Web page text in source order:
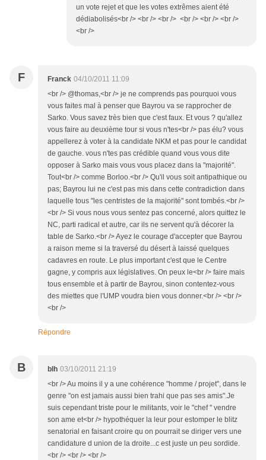
un vote rejet et que les votes extrêmes aient été
dédiabolisés<br /> <br /> <br /> <br /> <br /> <br />
<br />
F Franck 04/10/2011 11:09
<br /> @thomas,<br /> je ne comprends pas pourquoi vous
vous faites mal à penser que Bayrou va se rapprocher de
Sarko. Vous savez très bien que c'est faux. Et vous ? qu'allez
vous faire au deuxième tour si vous n'tes<br /> pas élu? vous
appellerez à voter à la candidate NKM et pas pour le candidat
de gauche. vous n'tes pas crédible quand vous vous dite
opposer à Sarko mais vous vous placez dans la "majorité".
Tout<br /> comme Borloo.<br /> Qu'il vous soit antipathique ou
pas; Bayrou lui ne c'est pas mis dans cette contradiction dans
laquelle tous "les centristes de la majorité" sont tombés.<br />
<br /> Si vous nous vous sentez pas concerné, alors quittez le
NC, parti radical et autre, car ils ne servent qu'à décorer la
table de Sarko.<br /> Ayez le courage d'accepter que Bayrou
a raison meme si la traversé du désert à laissé quelques
cadavres en route. Le plus important c'est que le Centre
gagne, y compris aux législatives. On peux le<br /> faire mais
tous ensemble et à partir de Bayrou, sinon contentez-vous
des miettes que l'UMP voudra bien vous donner.<br /> <br />
<br />
Répondre
B blh 03/10/2011 21:19
<br /> Au moins il y a une cohérence "homme / projet", dans le
genre "on est jamais aussi bien trahi que pas ses amis".Je
suis cependant triste pour le militants, voir le "chef " vendre
son ame et<br /> hypothéquer la leur pour estomper le blitz
senatorial en faisant croire qu on pourrait se diriger vers une
candidature d union de la droite...c est juste un peu sordide.
<br /> <br /> <br />